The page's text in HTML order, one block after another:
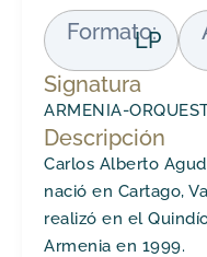
Formato:
LP
Signatura
ARMENIA-
Descripción
Carlos Alberto
nació en Cartago,
realizó en el
Armenia en 1999.